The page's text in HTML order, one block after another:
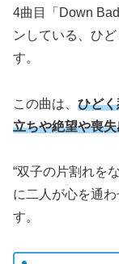
4曲目「Down
ンしている、ひど
す。
この曲は、 ひどく
立ちや絶望や喪
“双子の片割れを
に二人が心を通
す。